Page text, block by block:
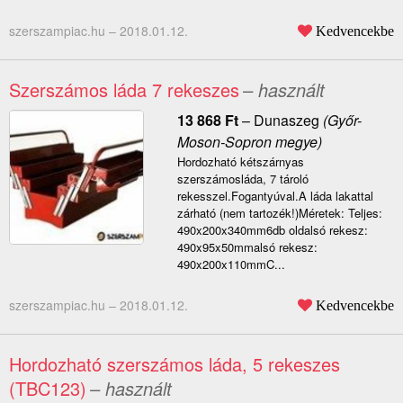
szerszampiac.hu – 2018.01.12. Kedvencekbe
Szerszámos láda 7 rekeszes– használt
13 868 Ft– Dunaszeg (Győr-
Moson-Sopron megye)
Hordozható kétszárnyas
szerszámosláda, 7 tároló
rekesszel.Fogantyúval.A láda lakattal
zárható (nem tartozék!)Méretek: Teljes:
490x200x340mm6db oldalsó rekesz:
490x95x50mmalsó rekesz:
490x200x110mmC...
szerszampiac.hu – 2018.01.12. Kedvencekbe
Hordozható szerszámos láda, 5 rekeszes
(TBC123) – használt